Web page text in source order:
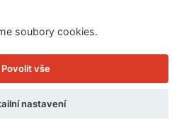
soubory cookies.
Povolit vše
nastavení